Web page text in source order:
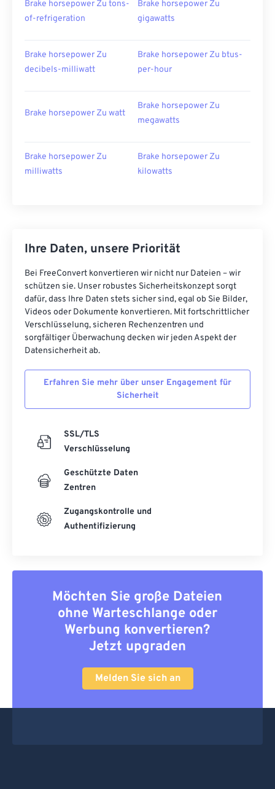
Brake horsepower Zu tons-
of-refrigeration
Brake horsepower Zu
gigawatts
Brake horsepower Zu
decibels-milliwatt
Brake horsepower Zu btus-
per-hour
Brake horsepower Zu watt
Brake horsepower Zu
megawatts
Brake horsepower Zu
milliwatts
Brake horsepower Zu
kilowatts
Ihre Daten, unsere Priorität
Bei FreeConvert konvertieren wir nicht nur Dateien – wir
schützen sie. Unser robustes Sicherheitskonzept sorgt
dafür, dass Ihre Daten stets sicher sind, egal ob Sie Bilder,
Videos oder Dokumente konvertieren. Mit fortschrittlicher
Verschlüsselung, sicheren Rechenzentren und
sorgfältiger Überwachung decken wir jeden Aspekt der
Datensicherheit ab.
Erfahren Sie mehr über unser Engagement für
Sicherheit
SSL/TLS
Verschlüsselung
Geschützte Daten
Zentren
Zugangskontrolle und
Authentifizierung
Möchten Sie große Dateien
ohne Warteschlange oder
Werbung konvertieren?
Jetzt upgraden
Melden Sie sich an